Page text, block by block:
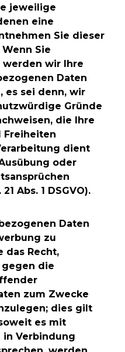
jeweilige
eine
Sie dieser
Sie
wir Ihre
Daten
es sei denn, wir
Gründe
die Ihre
Freiheiten
dient
oder
Abs. 1 DSGVO).
Daten
zu
das Recht,
die
zum Zwecke
dies gilt
es mit
Verbindung